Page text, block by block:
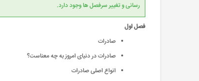
رسانی و تغییر سرفصل ها وجود دارد.
فصل اول
صادرات
صادرات در دنیای امروز به چه معناست؟
انواع اصلی صادرات